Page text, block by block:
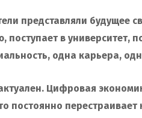
представляли будущее
в университет,
одна карьера,
Цифровая
постоянно